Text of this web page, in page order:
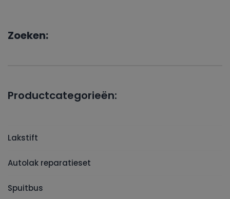
Zoeken:
Productcategorieën:
Lakstift
Autolak reparatieset
Spuitbus